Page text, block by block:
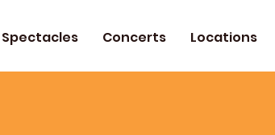
Spectacles Concerts Locations